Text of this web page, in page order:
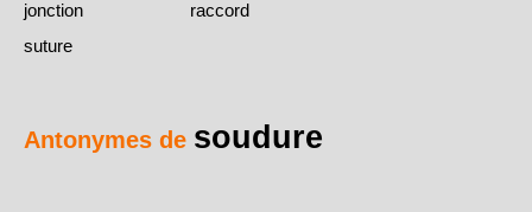
jonction
raccord
suture
Antonymes de soudure